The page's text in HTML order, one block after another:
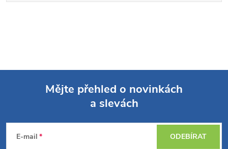
Mějte přehled o novinkách
a slevách
E-mail ODEBÍRAT